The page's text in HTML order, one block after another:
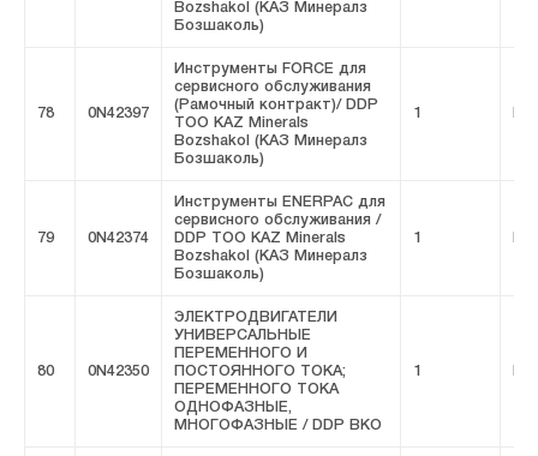
Bozshakol (КАЗ Минералз
Бозшаколь)
78 0N42397
Инструменты FORCE для
сервисного обслуживания
(Рамочный контракт)/ DDP
ТОО KAZ Minerals
Bozshakol (КАЗ Минералз
Бозшаколь)
1
79 0N42374
Инструменты ENERPAC для
сервисного обслуживания /
DDP ТОО KAZ Minerals
Bozshakol (КАЗ Минералз
Бозшаколь)
1
80 0N42350
ЭЛЕКТРОДВИГАТЕЛИ
УНИВЕРСАЛЬНЫЕ
ПЕРЕМЕННОГО И
ПОСТОЯННОГО ТОКА;
ПЕРЕМЕННОГО ТОКА
ОДНОФАЗНЫЕ,
МНОГОФАЗНЫЕ / DDP ВКО
1